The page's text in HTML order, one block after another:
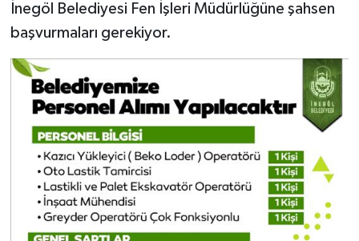
İnegöl Belediyesi Fen İşleri Müdürlüğüne şahsen
başvurmaları gerekiyor.